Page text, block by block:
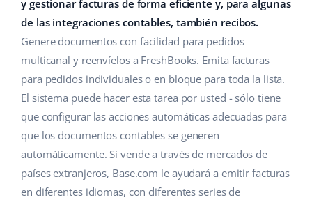
Gestión de envíos
Automatizaciones
Base Connect
IA para e-commerce
Hogar y jardinería
Productos infantiles
Electrónica
Piezas de automóviles
Supermercado
Salud y belleza
Ayuda
Base Academy
Implementación de sistemas
Auditoría de cuentas
english (GB)
english (IN)
čeština
deutsch
Ελληνικά
y gestionar facturas de forma eficiente y, para algunas
de las integraciones contables, también recibos.
Genere documentos con facilidad para pedidos
multicanal y reenvíelos a FreshBooks. Emita facturas
para pedidos individuales o en bloque para toda la lista.
El sistema puede hacer esta tarea por usted - sólo tiene
que configurar las acciones automáticas adecuadas para
que los documentos contables se generen
automáticamente. Si vende a través de mercados de
países extranjeros, Base.com le ayudará a emitir facturas
en diferentes idiomas, con diferentes series de